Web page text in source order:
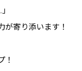
が寄り添います！
！